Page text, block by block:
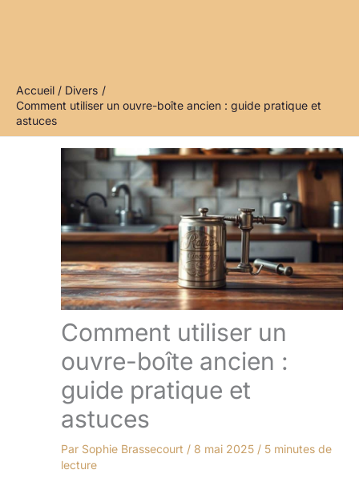
Accueil
Divers
Comment utiliser un ouvre-boîte ancien : guide pratique et
astuces
Comment utiliser un
ouvre-boîte ancien :
guide pratique et
astuces
Par Sophie Brassecourt / 8 mai 2025 / 5 minutes de
lecture